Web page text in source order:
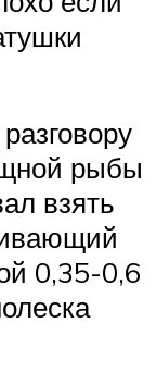
рыбы
взять
0,35-0,6